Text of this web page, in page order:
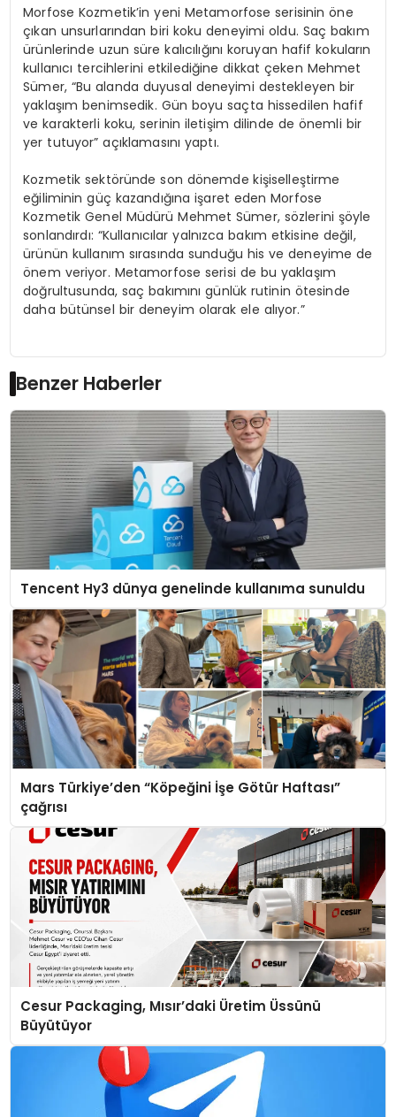
Morfose Kozmetik’in yeni Metamorfose serisinin öne
çıkan unsurlarından biri koku deneyimi oldu. Saç bakım
ürünlerinde uzun süre kalıcılığını koruyan hafif kokuların
kullanıcı tercihlerini etkilediğine dikkat çeken Mehmet
Sümer, “Bu alanda duyusal deneyimi destekleyen bir
yaklaşım benimsedik. Gün boyu saçta hissedilen hafif
ve karakterli koku, serinin iletişim dilinde de önemli bir
yer tutuyor” açıklamasını yaptı.
Kozmetik sektöründe son dönemde kişiselleştirme
eğiliminin güç kazandığına işaret eden Morfose
Kozmetik Genel Müdürü Mehmet Sümer, sözlerini şöyle
sonlandırdı: “Kullanıcılar yalnızca bakım etkisine değil,
ürünün kullanım sırasında sunduğu his ve deneyime de
önem veriyor. Metamorfose serisi de bu yaklaşım
doğrultusunda, saç bakımını günlük rutinin ötesinde
daha bütünsel bir deneyim olarak ele alıyor.”
Benzer Haberler
Tencent Hy3 dünya genelinde kullanıma sunuldu
Mars Türkiye’den “Köpeğini İşe Götür Haftası”
çağrısı
Cesur Packaging, Mısır’daki Üretim Üssünü
Büyütüyor